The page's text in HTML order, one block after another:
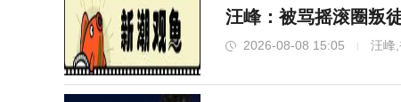
汪峰：被骂摇滚圈叛
2026-08-08 15:05 汪峰